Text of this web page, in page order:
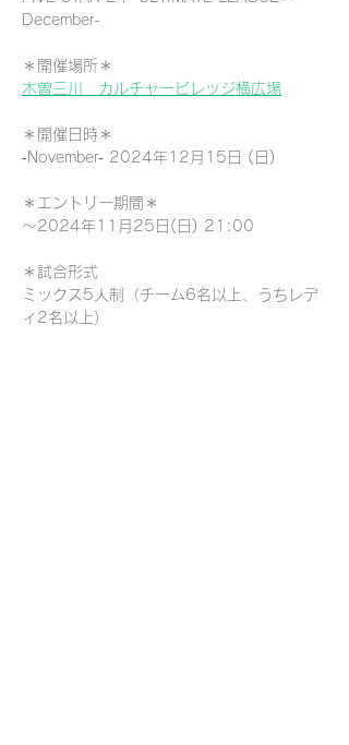
December-
＊開催場所＊
木曽三川　カルチャービレッジ横広場
＊開催日時＊
‐November‐ 2024年12月15日 (日)
＊エントリー期間＊
〜2024年11月25日(日) 21:00
＊試合形式
ミックス5人制（チーム6名以上、うちレデ
ィ2名以上）